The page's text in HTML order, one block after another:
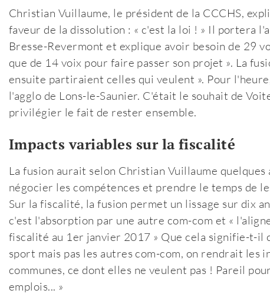
Christian Vuillaume, le président de la CCCHS,
faveur de la dissolution : « c'est la loi ! » Il portera
Bresse-Revermont et explique avoir besoin de 29
que de 14 voix pour faire passer son projet ». La
ensuite partiraient celles qui veulent ». Pour
l'agglo de Lons-le-Saunier. C'était le souhait de
privilégier le fait de rester ensemble.
Impacts variables sur la fiscalité
La fusion aurait selon Christian Vuillaume
négocier les compétences et prendre le temps de
Sur la fiscalité, la fusion permet un lissage sur dix
c'est l'absorption par une autre com-com et «
fiscalité au 1er janvier 2017 » Que cela signifie-t-il
sport mais pas les autres com-com, on rendrait les
communes, ce dont elles ne veulent pas ! Pareil
emplois... »